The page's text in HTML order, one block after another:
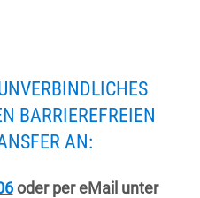
BARRIEREFREIEN
AN:
oder per eMail unter